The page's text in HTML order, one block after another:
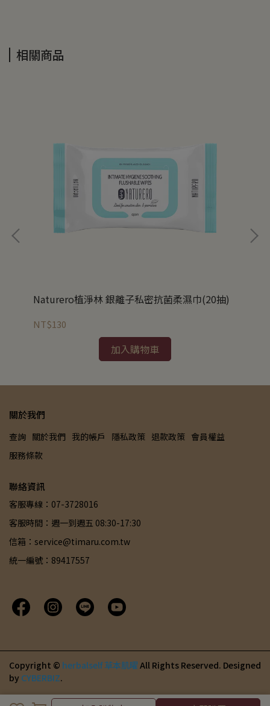
相關商品
Naturero植淨林 銀離子私密抗菌柔濕巾(20抽)
NT$130
加入購物車
關於我們
查詢 關於我們 我的帳戶 隱私政策 退款政策 會員權益
服務條款
聯絡資訊
客服專線：07-3728016
客服時間：週一到週五 08:30-17:30
信箱：service@timaru.com.tw
統一編號：89417557
Copyright © herbalself 草本肌曜 All Rights Reserved. Designed
by CYBERBIZ.